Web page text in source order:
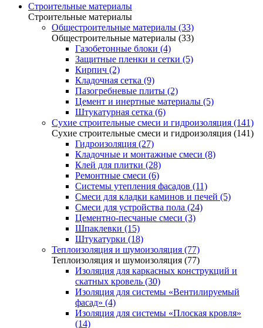
Строительные материалы
Строительные материалы
Общестроительные материалы (33)
Общестроительные материалы (33)
Газобетонные блоки (4)
Защитные пленки и сетки (5)
Кирпич (2)
Кладочная сетка (9)
Пазогребневые плиты (2)
Цемент и инертные материалы (5)
Штукатурная сетка (6)
Сухие строительные смеси и гидроизоляция (141)
Сухие строительные смеси и гидроизоляция (141)
Гидроизоляция (27)
Кладочные и монтажные смеси (8)
Клей для плитки (28)
Ремонтные смеси (6)
Системы утепления фасадов (11)
Смеси для кладки каминов и печей (5)
Смеси для устройства пола (24)
Цементно-песчаные смеси (3)
Шпаклевки (15)
Штукатурки (18)
Теплоизоляция и шумоизоляция (77)
Теплоизоляция и шумоизоляция (77)
Изоляция для каркасных конструкций и
скатных кровель (30)
Изоляция для системы «Вентилируемый
фасад» (4)
Изоляция для системы «Плоская кровля»
(14)